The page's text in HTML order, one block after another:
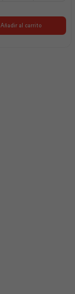
Añadir al carrito